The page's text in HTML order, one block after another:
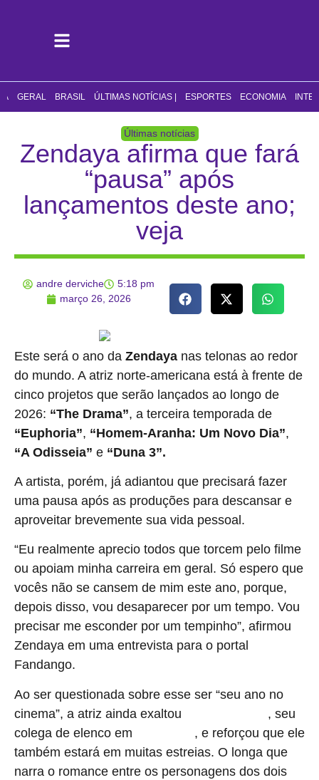
GERAL BRASIL ÚLTIMAS NOTÍCIAS | ESPORTES ECONOMIA
Últimas notícias
Zendaya afirma que fará
“pausa” após
lançamentos deste ano;
veja
andre derviche
5:18 pm
março 26, 2026
Este será o ano da Zendaya nas telonas ao redor
do mundo. A atriz norte-americana está à frente de
cinco projetos que serão lançados ao longo de
2026: “The Drama”, a terceira temporada de
“Euphoria”, “Homem-Aranha: Um Novo Dia”,
“A Odisseia” e “Duna 3”.
A artista, porém, já adiantou que precisará fazer
uma pausa após as produções para descansar e
aproveitar brevemente sua vida pessoal.
“Eu realmente aprecio todos que torcem pelo filme
ou apoiam minha carreira em geral. Só espero que
vocês não se cansem de mim este ano, porque,
depois disso, vou desaparecer por um tempo. Vou
precisar me esconder por um tempinho”, afirmou
Zendaya em uma entrevista para o portal
Fandango.
Ao ser questionada sobre esse ser “seu ano no
cinema”, a atriz ainda exaltou
, seu
colega de elenco em
, e reforçou que ele
também estará em muitas estreias. O longa que
narra o romance entre os personagens dos dois